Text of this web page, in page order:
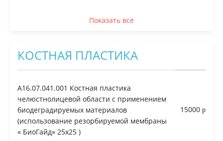
Показать всё
КОСТНАЯ ПЛАСТИКА
A16.07.041.001 Костная пластика
челюстнолицевой области с применением
биодеградируемых материалов
(использование резорбируемой мембраны
« БиоГайд» 25х25 )
15000